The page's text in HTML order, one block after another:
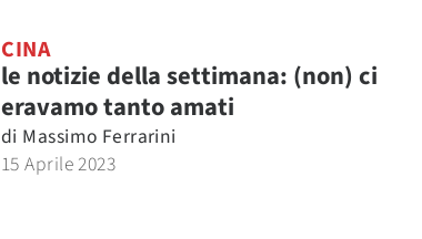
CINA
le notizie della settimana: (non) ci
eravamo tanto amati
di Massimo Ferrarini
15 Aprile 2023